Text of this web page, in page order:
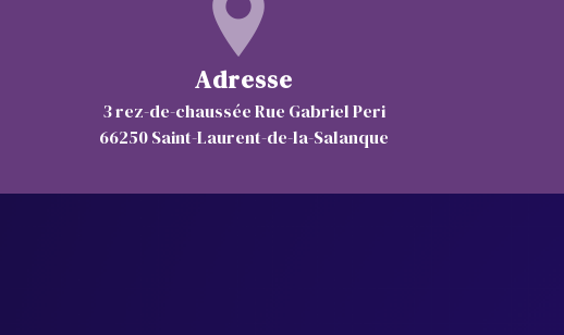
Adresse
3 rez-de-chaussée Rue Gabriel Peri
66250 Saint-Laurent-de-la-Salanque